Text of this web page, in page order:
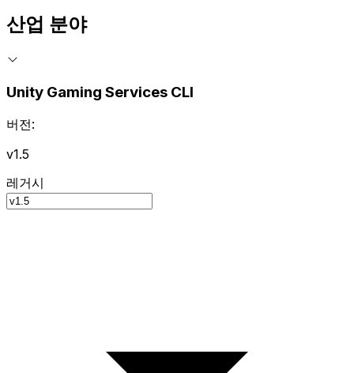
산업 분야
Unity Gaming Services CLI
버전:
v1.5
레거시